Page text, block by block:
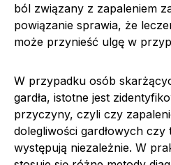
ból związany z zapaleniem
powiązanie sprawia, że
może przynieść ulgę w
W przypadku osób
gardła, istotne jest
przyczyny, czyli czy
dolegliwości gardłowych czy
występują niezależnie. W